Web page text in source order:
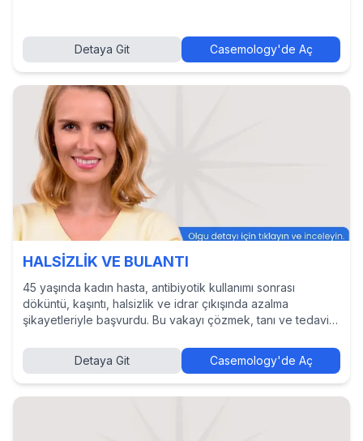
Detaya Git Casemology'de Aç
HALSİZLİK VE BULANTI
45 yaşında kadın hasta, antibiyotik kullanımı sonrası
döküntü, kaşıntı, halsizlik ve idrar çıkışında azalma
şikayetleriyle başvurdu. Bu vakayı çözmek, tanı ve tedavi
görmek için Casemology’de vakayı keşfedin.
Detaya Git Casemology'de Aç